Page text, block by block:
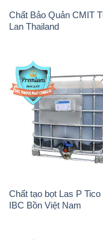
Chất Bảo Quản CMIT
Lan Thailand
Chất tạo bọt Las P Tico
IBC Bồn Việt Nam